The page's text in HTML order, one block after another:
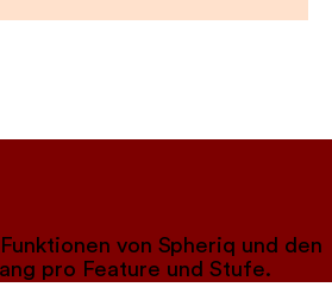
von Spheriq und den
pro Feature und Stufe.